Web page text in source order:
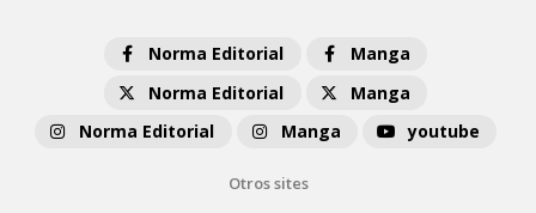
Norma Editorial
Manga
Norma Editorial
Manga
Norma Editorial
Manga youtube
Otros sites